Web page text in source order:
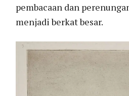
pembacaan dan
menjadi berkat besar.